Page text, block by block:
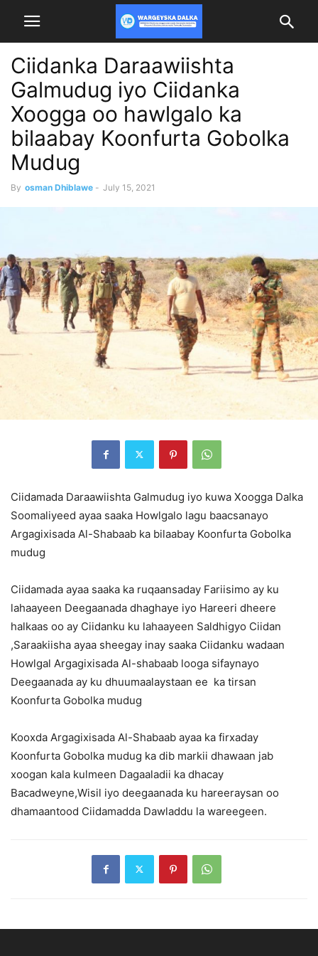
Ciidanka Daraawiishta
Galmudug iyo Ciidanka
Xoogga oo hawlgalo ka
bilaabay Koonfurta Gobolka
Mudug
By osman Dhiblawe - July 15, 2021
Ciidamada Daraawiishta Galmudug iyo kuwa Xoogga Dalka
Soomaliyeed ayaa saaka Howlgalo lagu baacsanayo
Argagixisada Al-Shabaab ka bilaabay Koonfurta Gobolka
mudug
Ciidamada ayaa saaka ka ruqaansaday Fariisimo ay ku
lahaayeen Deegaanada dhaghaye iyo Hareeri dheere
halkaas oo ay Ciidanku ku lahaayeen Saldhigyo Ciidan
,Saraakiisha ayaa sheegay inay saaka Ciidanku wadaan
Howlgal Argagixisada Al-shabaab looga sifaynayo
Deegaanada ay ku dhuumaalaystaan ee ka tirsan
Koonfurta Gobolka mudug
Kooxda Argagixisada Al-Shabaab ayaa ka firxaday
Koonfurta Gobolka mudug ka dib markii dhawaan jab
xoogan kala kulmeen Dagaaladii ka dhacay
Bacadweyne,Wisil iyo deegaanada ku hareeraysan oo
dhamaantood Ciidamadda Dawladdu la wareegeen.